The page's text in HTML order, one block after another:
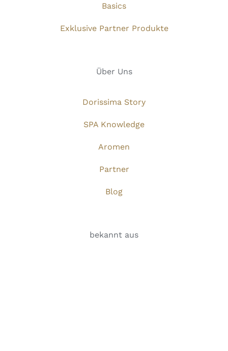
Basics
Exklusive Partner Produkte
Über Uns
Dorissima Story
SPA Knowledge
Aromen
Partner
Blog
bekannt aus